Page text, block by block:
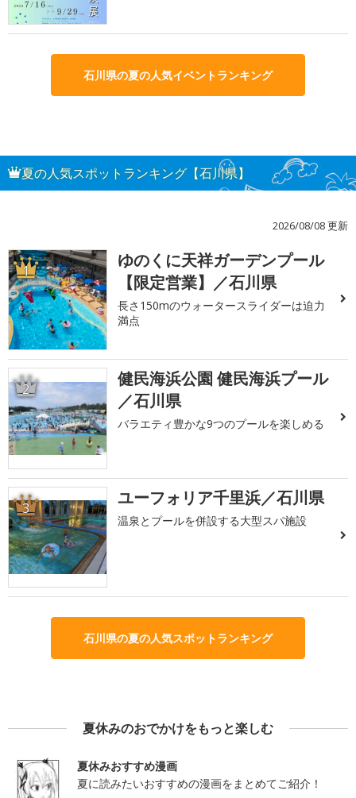
石川県の夏の人気イベントランキング
夏の人気スポットランキング【石川県】
2026/08/08 更新
1
ゆのくに天祥ガーデンプール
【限定営業】／石川県
長さ150mのウォータースライダーは迫力
満点
2
健民海浜公園 健民海浜プール
／石川県
バラエティ豊かな9つのプールを楽しめる
3 ユーフォリア千里浜／石川県
温泉とプールを併設する大型スパ施設
石川県の夏の人気スポットランキング
夏休みのおでかけをもっと楽しむ
夏休みおすすめ漫画
夏に読みたいおすすめの漫画をまとめてご紹介！